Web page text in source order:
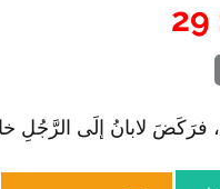
لابانُ إلَى الرَّجُلِ خارِجًا